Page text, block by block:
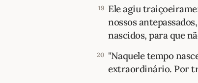
19 Ele agiu
nossos
nascidos, para que
20 "Naquele tempo
extraordinário. Por